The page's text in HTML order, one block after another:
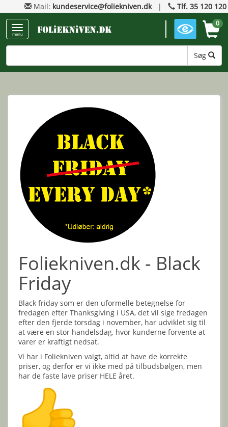
Mail: kundeservice@foliekniven.dk| Tlf. 35 120 120
menu
Søg
0
Foliekniven.dk - Black
Friday
Black friday som er den uformelle betegnelse for
fredagen efter Thanksgiving i USA, det vil sige fredagen
efter den fjerde torsdag i november, har udviklet sig til
at være en stor handelsdag, hvor kunderne forvente at
varer er kraftigt nedsat.
Vi har i Foliekniven valgt, altid at have de korrekte
priser, og derfor er vi ikke med på tilbudsbølgen, men
har de faste lave priser HELE året.